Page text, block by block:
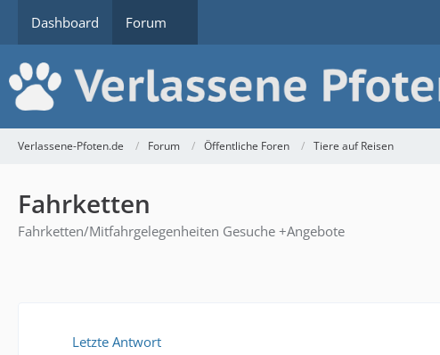
Dashboard Forum
Verlassene-Pfoten.de Forum Öffentliche Foren Tiere auf Reisen
Fahrketten
Fahrketten/Mitfahrgelegenheiten Gesuche +Angebote
Letzte Antwort